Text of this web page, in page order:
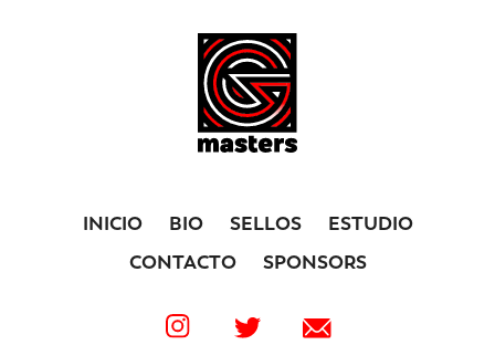
INICIO BIO SELLOS
ESTUDIO
CONTACTO
SPONSORS